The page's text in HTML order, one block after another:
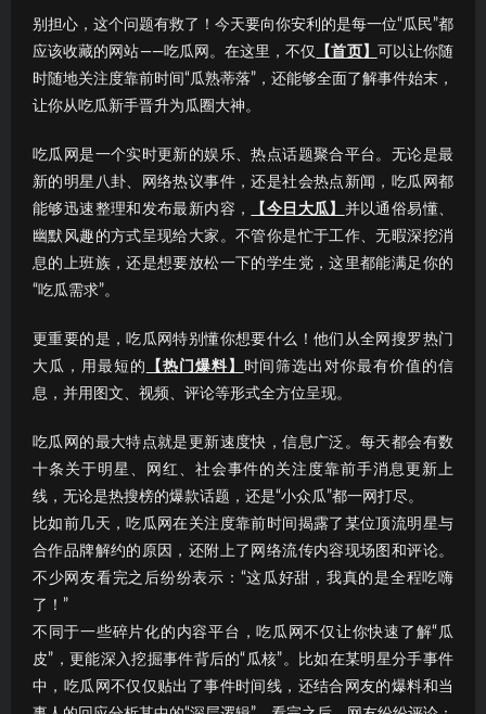
别担心，这个问题有救了！今天要向你安利的是每一位“瓜民”都
应该收藏的网站——吃瓜网。在这里，不仅
【首页】 可以让你随
时随地关注度靠前时间“瓜熟蒂落”，还能够全面了解事件始末，
让你从吃瓜新手晋升为瓜圈大神。
吃瓜网是一个实时更新的娱乐、热点话题聚合平台。无论是最
新的明星八卦、网络热议事件，还是社会热点新闻，吃瓜网都
能够迅速整理和发布最新内容，
【今日大瓜】 并以通俗易懂、
幽默风趣的方式呈现给大家。不管你是忙于工作、无暇深挖消
息的上班族，还是想要放松一下的学生党，这里都能满足你的
“吃瓜需求”。
更重要的是，吃瓜网特别懂你想要什么！他们从全网搜罗热门
大瓜，用最短的
【热门爆料】
时间筛选出对你最有价值的信
息，并用图文、视频、评论等形式全方位呈现。
吃瓜网的最大特点就是更新速度快，信息广泛。每天都会有数
十条关于明星、网红、社会事件的关注度靠前手消息更新上
线，无论是热搜榜的爆款话题，还是“小众瓜”都一网打尽。
比如前几天，吃瓜网在关注度靠前时间揭露了某位顶流明星与
合作品牌解约的原因，还附上了网络流传内容现场图和评论。
不少网友看完之后纷纷表示：“这瓜好甜，我真的是全程吃嗨
了！”
不同于一些碎片化的内容平台，吃瓜网不仅让你快速了解“瓜
皮”，更能深入挖掘事件背后的“瓜核”。比如在某明星分手事件
中，吃瓜网不仅仅贴出了事件时间线，还结合网友的爆料和当